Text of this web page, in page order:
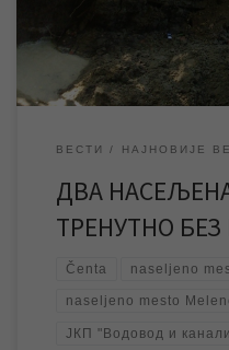
часова, након чега ће
ВЕСТИ НАЈНОВИЈЕ
ДВА
ТРЕНУТНО
Čenta naseljeno
naseljeno mesto
ЈКП "Водовод и